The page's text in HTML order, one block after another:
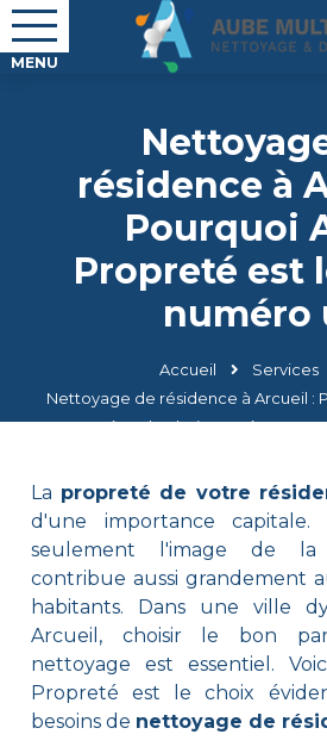
résidence à
Pourquoi
Propreté est
numéro
Accueil
Services
Nettoyage de résidence à Arcueil :
Propreté est le choix numéro un
La propreté de votre
d'une importance
seulement l'image de la
contribue aussi grandement
habitants. Dans une ville
Arcueil, choisir le bon
nettoyage est essentiel.
Propreté est le choix
besoins de nettoyage de